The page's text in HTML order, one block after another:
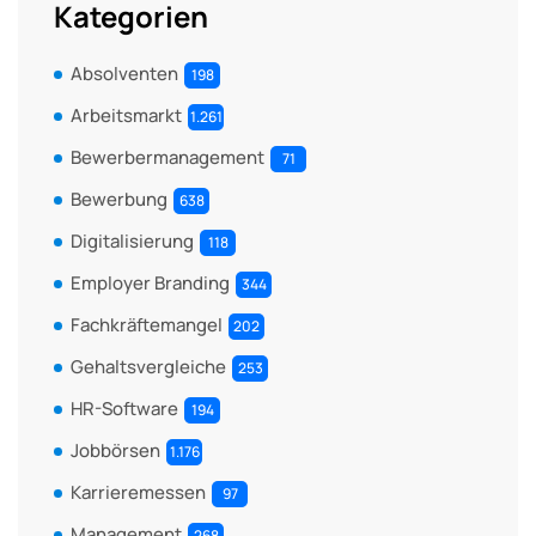
Kategorien
Absolventen 198
Arbeitsmarkt 1.261
Bewerbermanagement 71
Bewerbung 638
Digitalisierung 118
Employer Branding 344
Fachkräftemangel 202
Gehaltsvergleiche 253
HR-Software 194
Jobbörsen 1.176
Karrieremessen 97